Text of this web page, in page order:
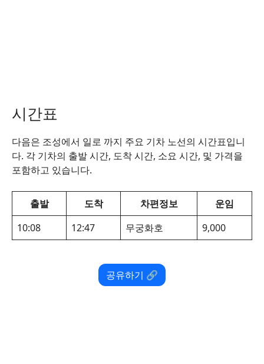
시간표
다음은 조성에서 일로 까지 주요 기차 노선의 시간표입니
다. 각 기차의 출발 시간, 도착 시간, 소요 시간, 및 가격을
포함하고 있습니다.
출발 도착 차편정보
운임
10:08
12:47 무궁화호 9,000
공유하기 🔗